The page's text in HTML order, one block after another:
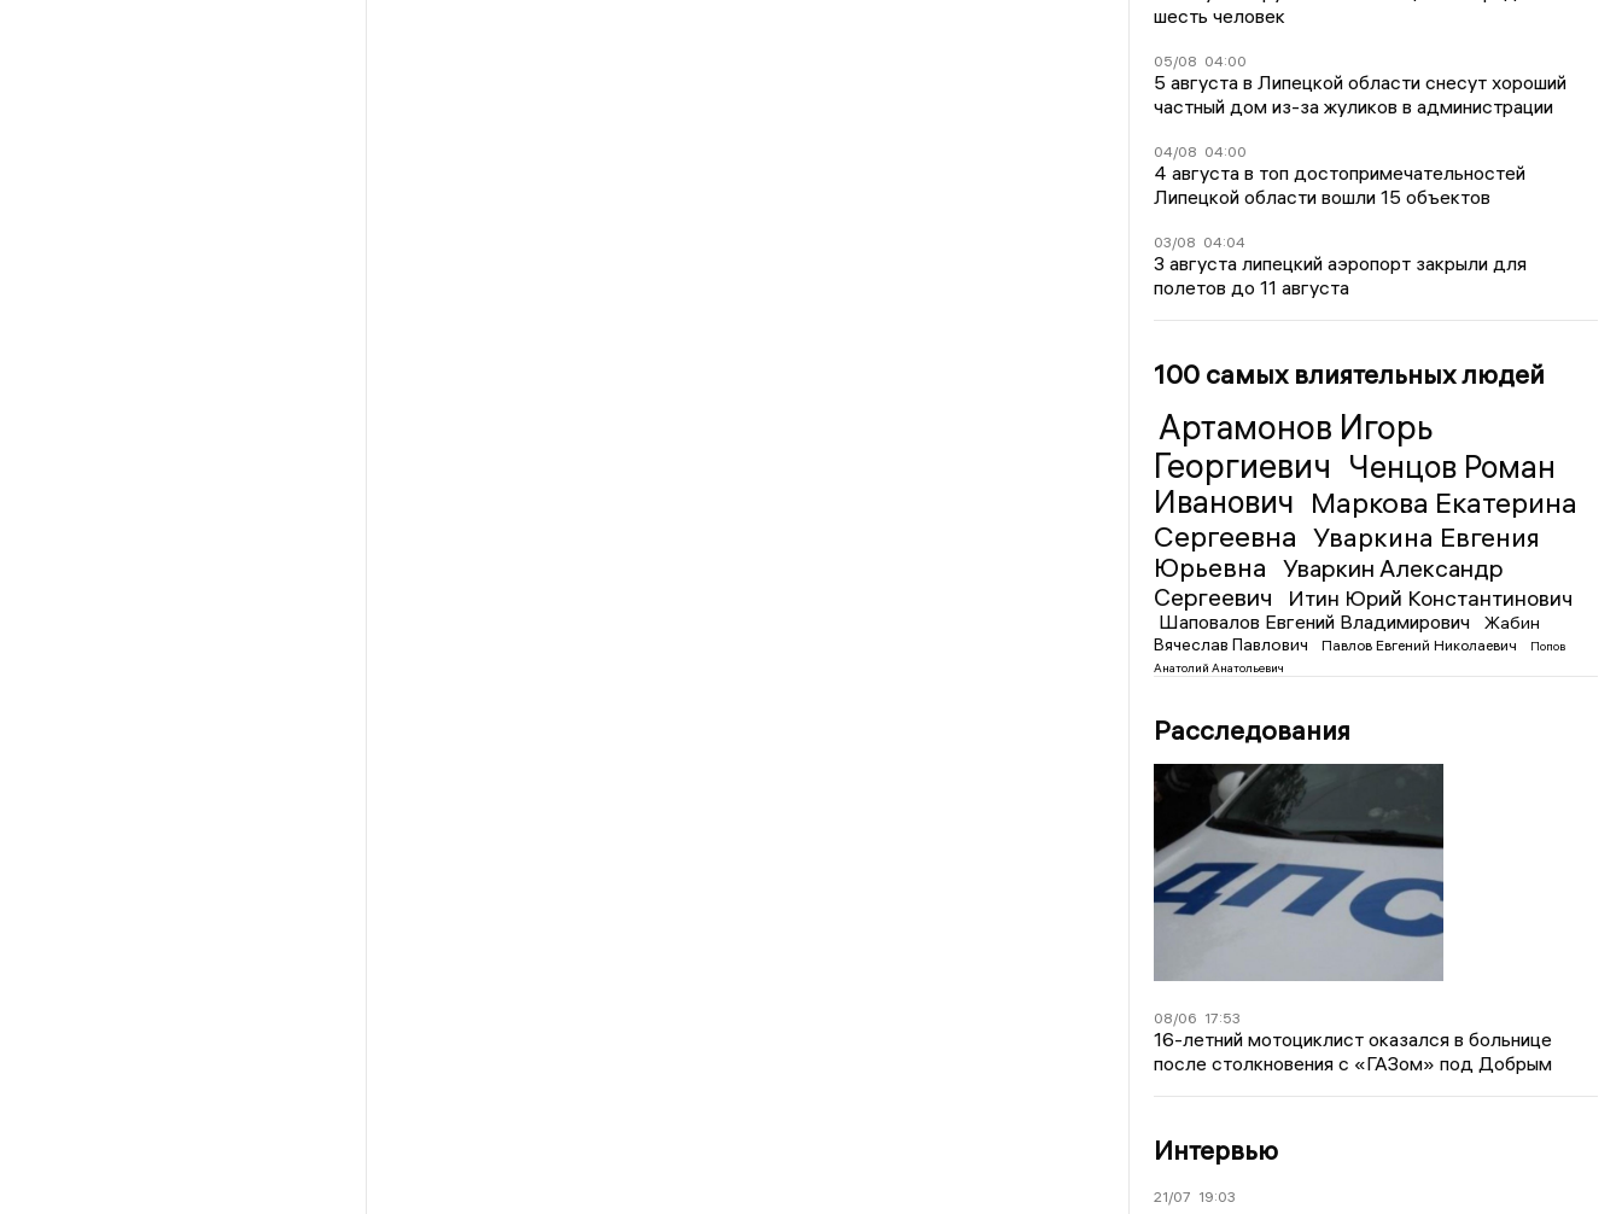
шесть человек
05/08 04:00
5 августа в Липецкой области снесут хороший
частный дом из-за жуликов в администрации
04/08 04:00
4 августа в топ достопримечательностей
Липецкой области вошли 15 объектов
03/08 04:04
3 августа липецкий аэропорт закрыли для
полетов до 11 августа
100 самых влиятельных людей
Артамонов Игорь
Георгиевич Ченцов Роман
Иванович Маркова Екатерина
Сергеевна Уваркина Евгения
Юрьевна
Уваркин Александр
Сергеевич
Итин Юрий Константинович
Шаповалов Евгений Владимирович
Жабин
Вячеслав Павлович
Павлов Евгений Николаевич
Попов
Анатолий Анатольевич
Расследования
08/06 17:53
16-летний мотоциклист оказался в больнице
после столкновения с «ГАЗом» под Добрым
Интервью
21/07 19:03